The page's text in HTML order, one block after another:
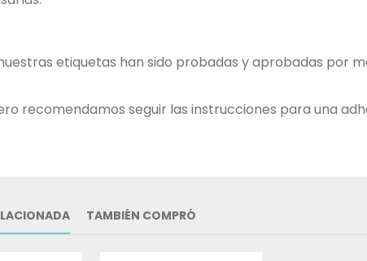
etiquetas han sido probadas y aprobadas por
recomendamos seguir las instrucciones para una
TAMBIÉN COMPRÓ